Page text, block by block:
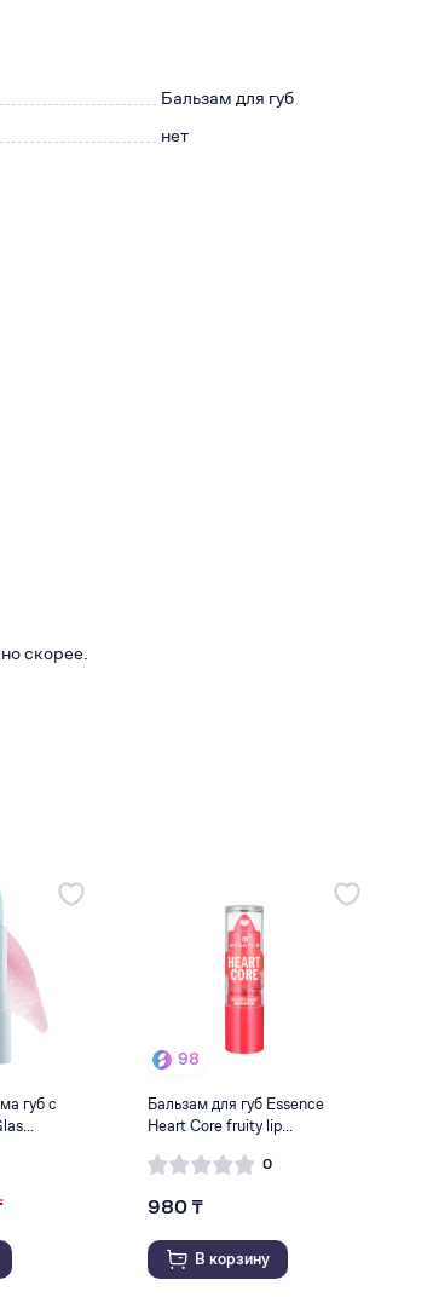
Бальзам для губ
нет
скорее.
губ с
98
Бальзам для губ Essence
Heart Core fruity lip...
0
980 ₸
В корзину